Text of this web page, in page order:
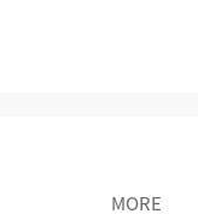
MORE